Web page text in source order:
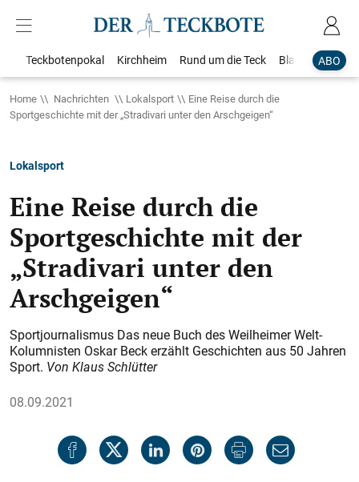
ABO
Teckbotenpokal Kirchheim Rund um die Teck Blaulicht
Home Nachrichten Lokalsport
Eine Reise durch die
Sportgeschichte mit der „Stradivari unter den Arschgeigen“
Lokalsport
Eine Reise durch die
Sportgeschichte mit der
„Stradivari unter den
Arschgeigen“
Sportjournalismus Das neue Buch des Weilheimer Welt-
Kolumnisten Oskar Beck erzählt Geschichten aus 50 Jahren
Sport. Von Klaus Schlütter
08.09.2021